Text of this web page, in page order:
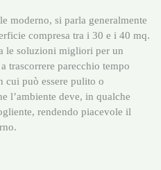
moderno, si parla generalmente
compresa tra i 30 e i 40 mq.
le soluzioni migliori per un
trascorrere parecchio tempo
cui può essere pulito o
l’ambiente deve, in qualche
rendendo piacevole il